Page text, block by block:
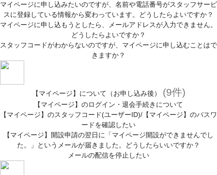
マイページに申し込みたいのですが、名前や電話番号がスタッフサービ
スに登録している情報から変わっています。どうしたらよいですか？
マイページに申し込もうとしたら、メールアドレスが入力できません。
どうしたらよいですか？
スタッフコードがわからないのですが、マイページに申し込むことはで
きますか？
【マイページ】について（お申し込み後） (9件)
【マイページ】のログイン・退会手続きについて
【マイページ】のスタッフコード(ユーザーID)/【マイページ】のパスワ
ードを確認したい
【マイページ】開設申請の翌日に「マイページ開設ができませんでし
た。」というメールが届きました。どうしたらいいですか？
メールの配信を停止したい